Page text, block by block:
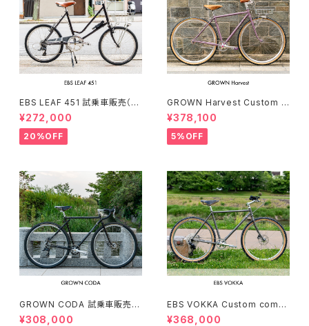
EBS LEAF 451 試乗車販売（15
0-169cm）
¥272,000
20%OFF
GROWN Harvest Custom c
omplete bike（154-168cm）
¥378,100
5%OFF
GROWN CODA 試乗車販売（1
66-174cm）
¥308,000
EBS VOKKA Custom compl
ete bike（166-173cm）
¥368,000